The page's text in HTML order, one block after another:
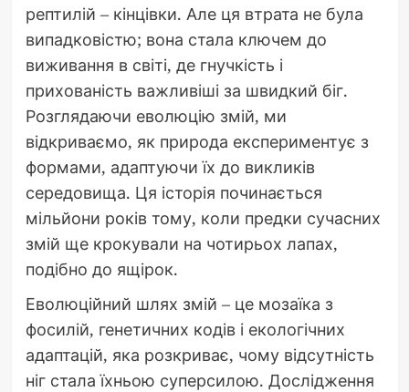
рептилій – кінцівки. Але ця втрата не була
випадковістю; вона стала ключем до
виживання в світі, де гнучкість і
прихованість важливіші за швидкий біг.
Розглядаючи еволюцію змій, ми
відкриваємо, як природа експериментує з
формами, адаптуючи їх до викликів
середовища. Ця історія починається
мільйони років тому, коли предки сучасних
змій ще крокували на чотирьох лапах,
подібно до ящірок.
Еволюційний шлях змій – це мозаїка з
фосилій, генетичних кодів і екологічних
адаптацій, яка розкриває, чому відсутність
ніг стала їхньою суперсилою. Дослідження